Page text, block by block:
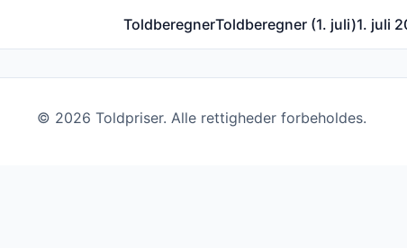
ToldberegnerToldberegner (1. juli)1. juli
© 2026 Toldpriser. Alle rettigheder forbeholdes.